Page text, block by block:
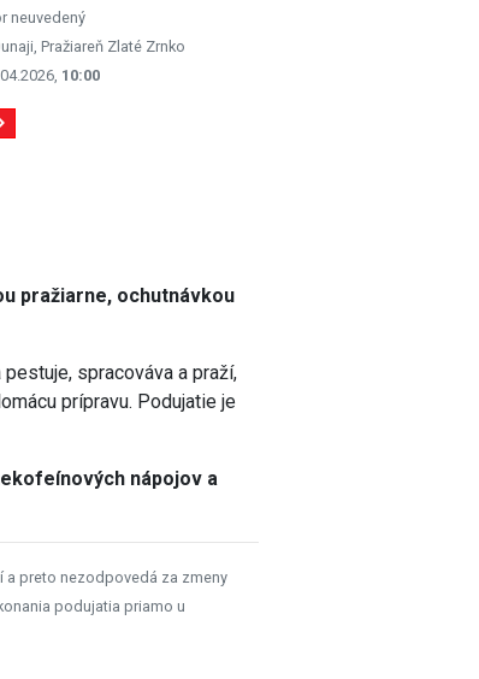
neuvedený
Pražiareň Zlaté Zrnko
10:00
pražiarne, ochutnávkou
spracováva a praží,
prípravu. Podujatie je
nápojov a
a preto nezodpovedá za zmeny
podujatia priamo u